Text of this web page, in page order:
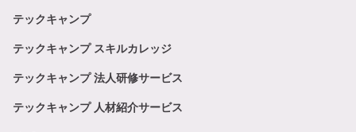
テックキャンプ
テックキャンプ スキルカレッジ
テックキャンプ 法人研修サービス
テックキャンプ 人材紹介サービス